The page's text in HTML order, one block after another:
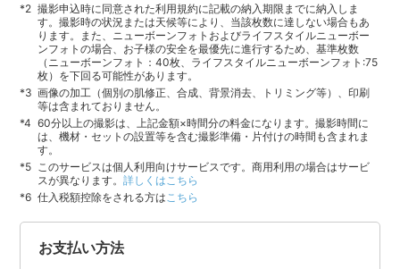
撮影申込時に同意された利用規約に記載の納入期限までに納入しま
す。撮影時の状況または天候等により、当該枚数に達しない場合もあ
ります。また、ニューボーンフォトおよびライフスタイルニューボー
ンフォトの場合、お子様の安全を最優先に進行するため、基準枚数
（ニューボーンフォト：40枚、ライフスタイルニューボーンフォト:75
枚）を下回る可能性があります。
画像の加工（個別の肌修正、合成、背景消去、トリミング等）、印刷
等は含まれておりません。
60分以上の撮影は、上記金額×時間分の料金になります。撮影時間に
は、機材・セットの設置等を含む撮影準備・片付けの時間も含まれま
す。
このサービスは個人利用向けサービスです。商用利用の場合はサービ
スが異なります。詳しくはこちら
仕入税額控除をされる方は こちら
お支払い方法